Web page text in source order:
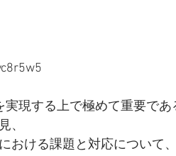
現する上で極めて重要で
、
おける課題と対応について